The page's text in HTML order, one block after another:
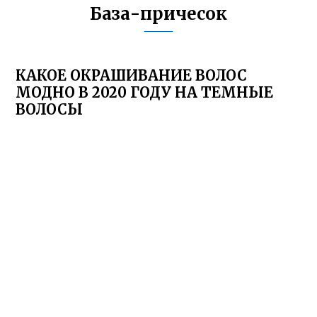
База-причесок
КАКОЕ ОКРАШИВАНИЕ ВОЛОС
МОДНО В 2020 ГОДУ НА ТЕМНЫЕ
ВОЛОСЫ